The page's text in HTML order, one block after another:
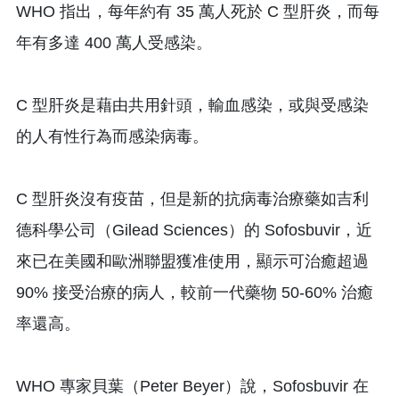
WHO 指出，每年約有 35 萬人死於 C 型肝炎，而每
年有多達 400 萬人受感染。
C 型肝炎是藉由共用針頭，輸血感染，或與受感染
的人有性行為而感染病毒。
C 型肝炎沒有疫苗，但是新的抗病毒治療藥如吉利
德科學公司（Gilead Sciences）的 Sofosbuvir，近
來已在美國和歐洲聯盟獲准使用，顯示可治癒超過
90% 接受治療的病人，較前一代藥物 50-60% 治癒
率還高。
WHO 專家貝葉（Peter Beyer）說，Sofosbuvir 在